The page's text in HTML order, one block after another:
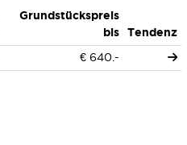
Grundstückspreis
bis
Tendenz
€ 640.-